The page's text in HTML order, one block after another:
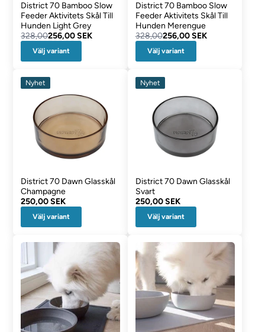
District 70 Bamboo Slow
Feeder Aktivitets Skål Till
Hunden Light Grey
328,00256,00 SEK
Välj variant
District 70 Bamboo Slow
Feeder Aktivitets Skål Till
Hunden Merengue
328,00256,00 SEK
Välj variant
Nyhet
District 70 Dawn Glasskål
Champagne
250,00 SEK
Välj variant
Nyhet
District 70 Dawn Glasskål
Svart
250,00 SEK
Välj variant